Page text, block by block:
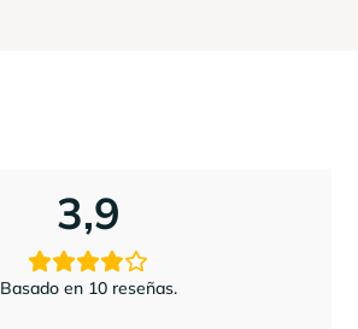
3,9
Basado en 10 reseñas.